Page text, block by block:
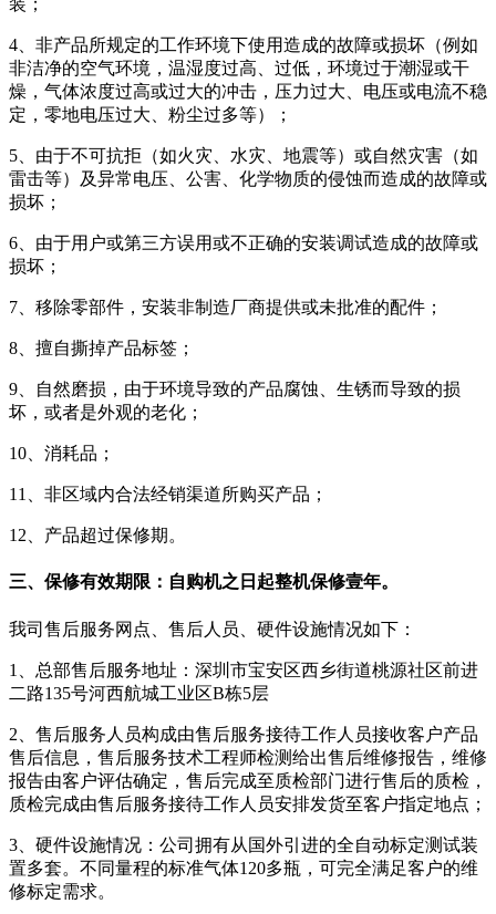
装；
4、非产品所规定的工作环境下使用造成的故障或损坏（例如
非洁净的空气环境，温湿度过高、过低，环境过于潮湿或干
燥，气体浓度过高或过大的冲击，压力过大、电压或电流不稳
定，零地电压过大、粉尘过多等）；
5、由于不可抗拒（如火灾、水灾、地震等）或自然灾害（如
雷击等）及异常电压、公害、化学物质的侵蚀而造成的故障或
损坏；
6、由于用户或第三方误用或不正确的安装调试造成的故障或
损坏；
7、移除零部件，安装非制造厂商提供或未批准的配件；
8、擅自撕掉产品标签；
9、自然磨损，由于环境导致的产品腐蚀、生锈而导致的损
坏，或者是外观的老化；
10、消耗品；
11、非区域内合法经销渠道所购买产品；
12、产品超过保修期。
三、保修有效期限：自购机之日起整机保修壹年。
我司售后服务网点、售后人员、硬件设施情况如下：
1、总部售后服务地址：深圳市宝安区西乡街道桃源社区前进
二路135号河西航城工业区B栋5层
2、售后服务人员构成由售后服务接待工作人员接收客户产品
售后信息，售后服务技术工程师检测给出售后维修报告，维修
报告由客户评估确定，售后完成至质检部门进行售后的质检，
质检完成由售后服务接待工作人员安排发货至客户指定地点；
3、硬件设施情况：公司拥有从国外引进的全自动标定测试装
置多套。不同量程的标准气体120多瓶，可完全满足客户的维
修标定需求。